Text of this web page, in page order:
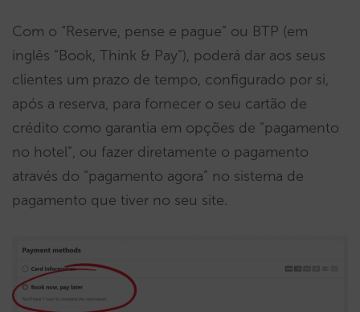
Com o “Reserve, pense e pague” ou BTP (em
inglês “Book, Think & Pay”), poderá dar aos seus
clientes um prazo de tempo, configurado por si,
após a reserva, para fornecer o seu cartão de
crédito como garantia em opções de “pagamento
no hotel”, ou fazer diretamente o pagamento
através do “pagamento agora” no sistema de
pagamento que tiver no seu site.